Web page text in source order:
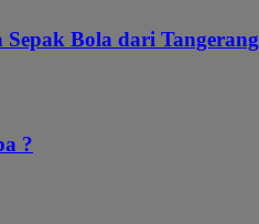
Bola dari Tangerang
?